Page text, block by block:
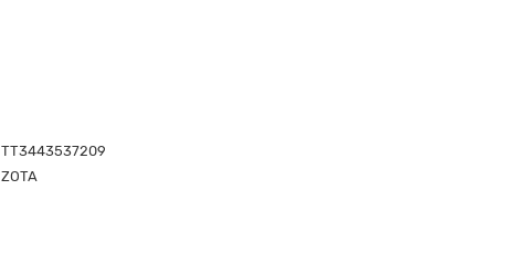
ТТ3443537209
ZOTA